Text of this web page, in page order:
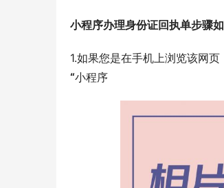
小程序办理身份证回执单步骤如
1.如果您是在手机上浏览该网
“小程序